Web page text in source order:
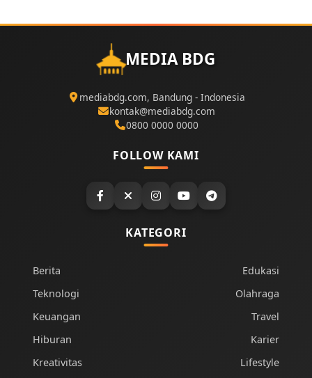
MEDIA BDG
mediabdg.com, Bandung - Indonesia
kontak@mediabdg.com
0800 0000 0000
FOLLOW KAMI
KATEGORI
Berita
Teknologi
Keuangan
Hiburan
Kreativitas
Edukasi
Olahraga
Travel
Karier
Lifestyle